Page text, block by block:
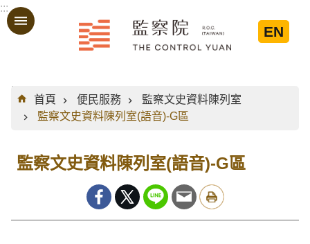
跳到主要內容區塊
:::
EN
:::
首頁
便民服務
監察文史資料陳列室
監察文史資料陳列室(語音)-G區
監察文史資料陳列室(語音)-G區